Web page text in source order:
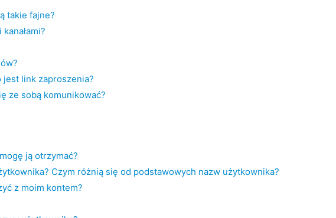
takie fajne?
jest link zaproszenia?
ze sobą komunikować?
ją otrzymać?
Czym różnią się od podstawowych nazw użytkownika?
z moim kontem?